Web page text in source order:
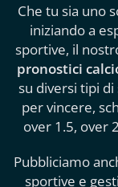
Che tu sia uno
iniziando a
sportive, il
pronostici
su diversi tipi
per vincere,
over 1.5, over
Pubbliciamo
sportive e